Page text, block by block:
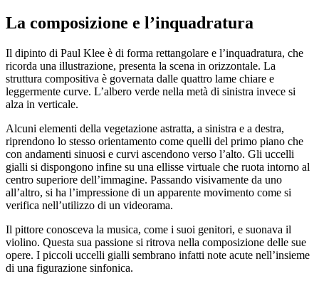
La composizione e l’inquadratura
Il dipinto di Paul Klee è di forma rettangolare e l’inquadratura, che
ricorda una illustrazione, presenta la scena in orizzontale. La
struttura compositiva è governata dalle quattro lame chiare e
leggermente curve. L’albero verde nella metà di sinistra invece si
alza in verticale.
Alcuni elementi della vegetazione astratta, a sinistra e a destra,
riprendono lo stesso orientamento come quelli del primo piano che
con andamenti sinuosi e curvi ascendono verso l’alto. Gli uccelli
gialli si dispongono infine su una ellisse virtuale che ruota intorno al
centro superiore dell’immagine. Passando visivamente da uno
all’altro, si ha l’impressione di un apparente movimento come si
verifica nell’utilizzo di un videorama.
Il pittore conosceva la musica, come i suoi genitori, e suonava il
violino. Questa sua passione si ritrova nella composizione delle sue
opere. I piccoli uccelli gialli sembrano infatti note acute nell’insieme
di una figurazione sinfonica.